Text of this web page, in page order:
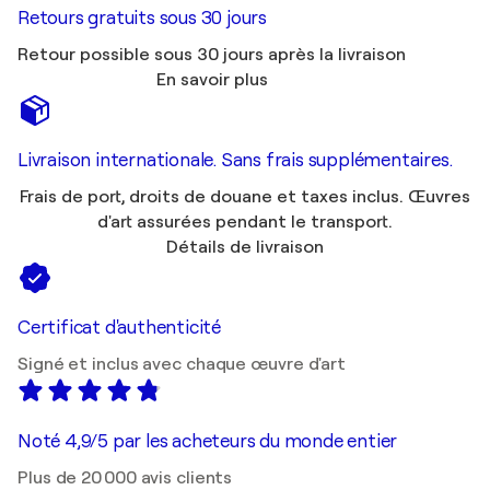
Retours gratuits sous 30 jours
Retour possible sous 30 jours après la livraison
En savoir plus
Livraison internationale. Sans frais supplémentaires.
Frais de port, droits de douane et taxes inclus. Œuvres
d'art assurées pendant le transport.
Détails de livraison
Certificat d'authenticité
Signé et inclus avec chaque œuvre d'art
Noté 4,9/5 par les acheteurs du monde entier
Plus de 20 000 avis clients